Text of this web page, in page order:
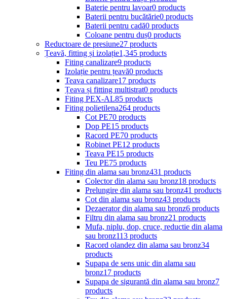
Baterie pentru lavoar0 products
Baterii pentru bucătărie0 products
Baterii pentru cadă0 products
Coloane pentru duș0 products
Reductoare de presiune27 products
Țeavă, fitting și izolație1,345 products
Fiting canalizare9 products
Izolație pentru țeavă0 products
Teava canalizare17 products
Țeava și fitting multistrat0 products
Fiting PEX-AL85 products
Fiting polietilena264 products
Cot PE70 products
Dop PE15 products
Racord PE70 products
Robinet PE12 products
Teava PE15 products
Teu PE75 products
Fiting din alama sau bronz431 products
Colector din alama sau bronz18 products
Prelungire din alama sau bronz41 products
Cot din alama sau bronz43 products
Dezaerator din alama sau bronz6 products
Filtru din alama sau bronz21 products
Mufa, niplu, dop, cruce, reductie din alama
sau bronz113 products
Racord olandez din alama sau bronz34
products
Supapa de sens unic din alama sau
bronz17 products
Supapa de sigurantă din alama sau bronz7
products